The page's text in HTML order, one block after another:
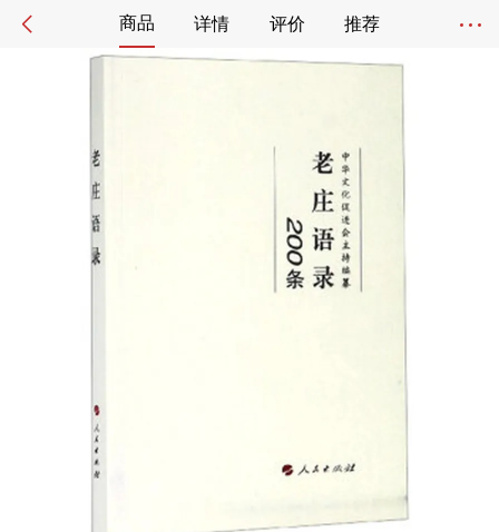
商品 详情 评价 推荐